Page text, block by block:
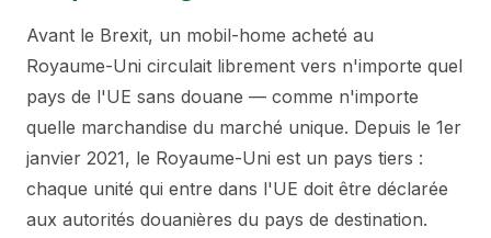
Avant le Brexit, un mobil-home acheté au
Royaume-Uni circulait librement vers n'importe quel
pays de l'UE sans douane — comme n'importe
quelle marchandise du marché unique. Depuis le 1er
janvier 2021, le Royaume-Uni est un pays tiers :
chaque unité qui entre dans l'UE doit être déclarée
aux autorités douanières du pays de destination.